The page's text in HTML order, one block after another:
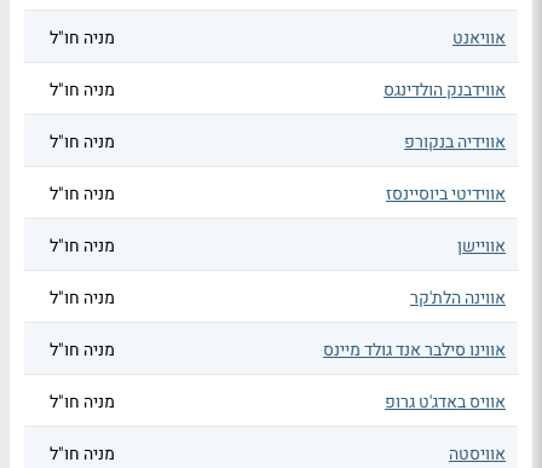
אוויאנט מניה חו"ל
אווידבנק הולדינגס מניה חו"ל
אווידיה בנקורפ מניה חו"ל
אווידיטי ביוסיינסז מניה חו"ל
אוויישן מניה חו"ל
אווינה הלת'קר מניה חו"ל
אווינו סילבר אנד גולד מיינס מניה חו"ל
אוויס באדג'ט גרופ מניה חו"ל
אוויסטה מניה חו"ל